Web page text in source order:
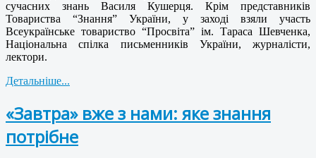
сучасних знань Василя Кушерця. Крім представників
Товариства “Знання” України, у заході взяли участь
Всеукраїнське товариство “Просвіта” ім. Тараса Шевченка,
Національна спілка письменників України, журналісти,
лектори.
Детальніше...
«Завтра» вже з нами: яке знання
потрібне